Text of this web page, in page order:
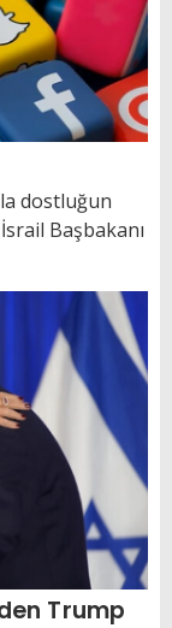
dostluğun
Başbakanı
Trump